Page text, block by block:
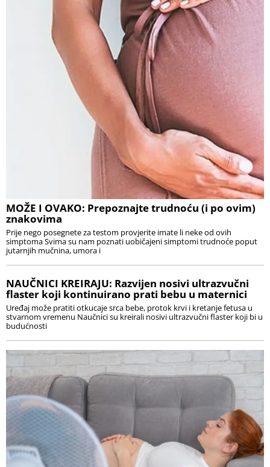
MOŽE I OVAKO: Prepoznajte trudnoću (i po ovim)
znakovima
Prije nego posegnete za testom provjerite imate li neke od ovih
simptoma Svima su nam poznati uobičajeni simptomi trudnoće poput
jutarnjih mučnina, umora i
NAUČNICI KREIRAJU: Razvijen nosivi ultrazvučni
flaster koji kontinuirano prati bebu u maternici
Uređaj može pratiti otkucaje srca bebe, protok krvi i kretanje fetusa u
stvarnom vremenu Naučnici su kreirali nosivi ultrazvučni flaster koji bi u
budućnosti